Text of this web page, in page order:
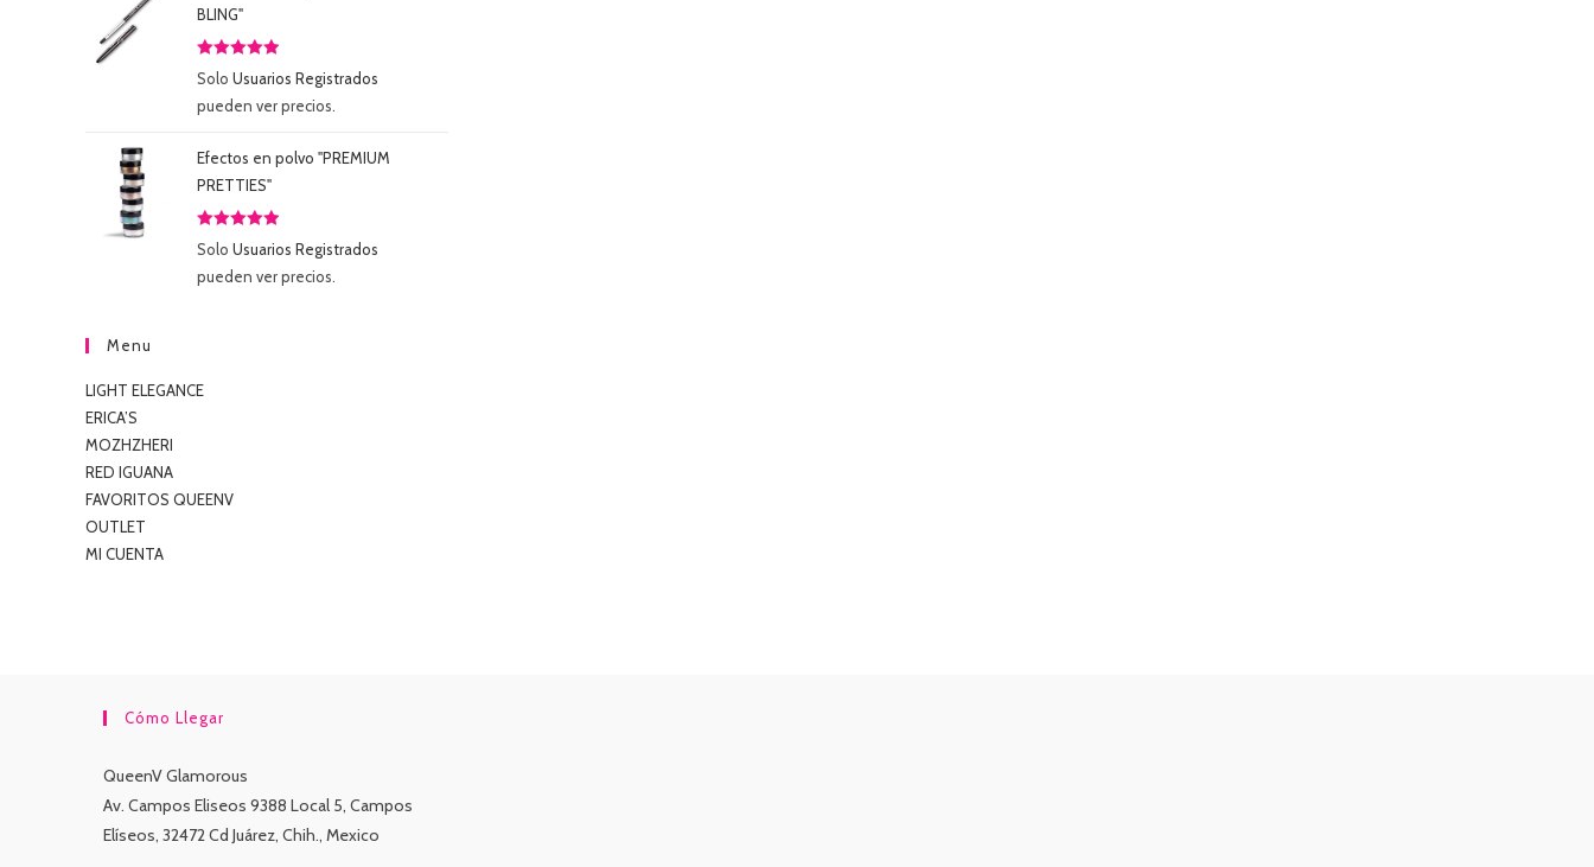
BLING"
Valorado
5.00
5
Solo Usuarios Registrados
pueden ver precios.
Efectos en polvo "PREMIUM
PRETTIES"
Valorado
5.00
5
Solo Usuarios Registrados
pueden ver precios.
Menu
LIGHT ELEGANCE
ERICA’S
MOZHZHERI
RED IGUANA
FAVORITOS QUEENV
OUTLET
MI CUENTA
Cómo Llegar
QueenV Glamorous
Av. Campos Eliseos 9388 Local 5, Campos
Elíseos, 32472 Cd Juárez, Chih., Mexico